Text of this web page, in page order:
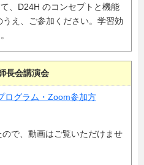
、D24H のコンセプトと機能
え、ご参加ください。学習効
長会講演会
ログラム・Zoom参加方
で、動画はご覧いただけませ